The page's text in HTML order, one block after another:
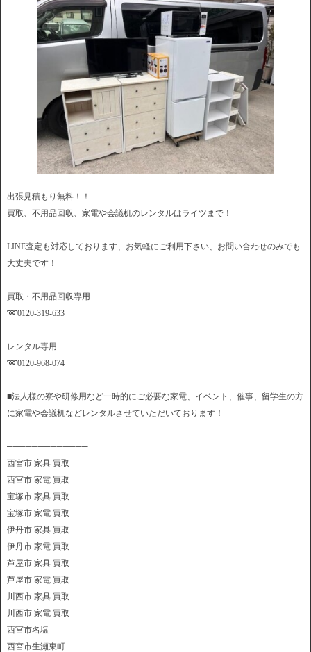
出張見積もり無料！！
買取、不用品回収、家電や会議机のレンタルはライツまで！
LINE査定も対応しております、お気軽にご利用下さい、お問い合わせのみでも
大丈夫です！
買取・不用品回収専用
➿0120-319-633
レンタル専用
➿0120-968-074
■法人様の寮や研修用など一時的にご必要な家電、イベント、催事、留学生の方
に家電や会議机などレンタルさせていただいております！
─────────────
西宮市 家具 買取
西宮市 家電 買取
宝塚市 家具 買取
宝塚市 家電 買取
伊丹市 家具 買取
伊丹市 家電 買取
芦屋市 家具 買取
芦屋市 家電 買取
川西市 家具 買取
川西市 家電 買取
西宮市名塩
西宮市生瀬東町